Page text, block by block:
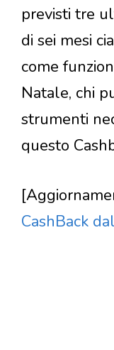
previsti tre
di sei mesi
come
Natale, chi
strumenti
questo
CashBack